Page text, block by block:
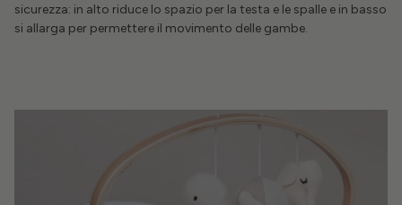
sicurezza: in alto riduce lo spazio per la testa e le spalle e in basso
si allarga per permettere il movimento delle gambe.